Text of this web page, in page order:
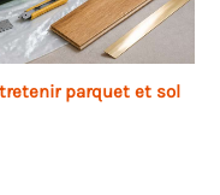
parquet et sol